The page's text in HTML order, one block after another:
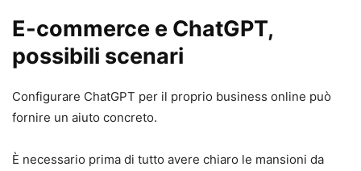
E-commerce e ChatGPT,
possibili scenari
Configurare ChatGPT per il proprio business online può
fornire un aiuto concreto.
È necessario prima di tutto avere chiaro le mansioni da